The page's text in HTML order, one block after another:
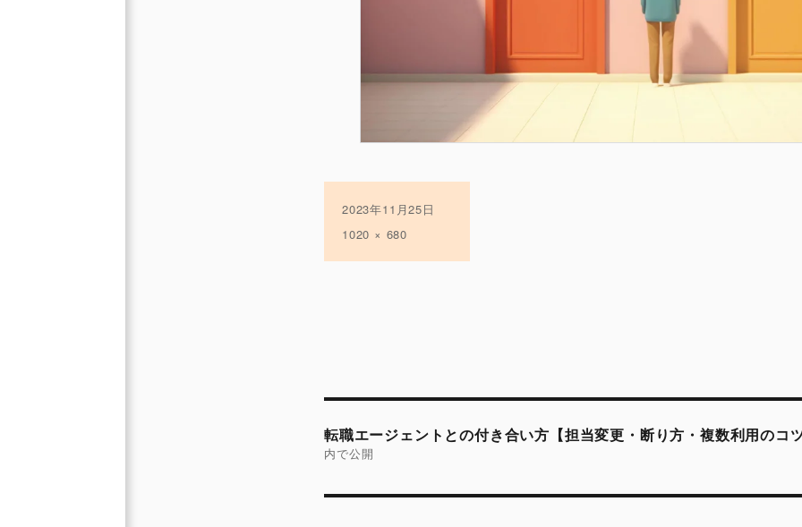
投
稿
2023年11月25日
フ
1020 × 680
稿
ナ
ゲ
転職エージェントとの付き合い方【担当変更・断り方・複数利用のコ
内で公開